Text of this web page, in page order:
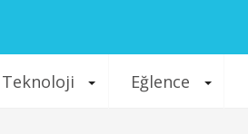
Teknoloji Eğlence